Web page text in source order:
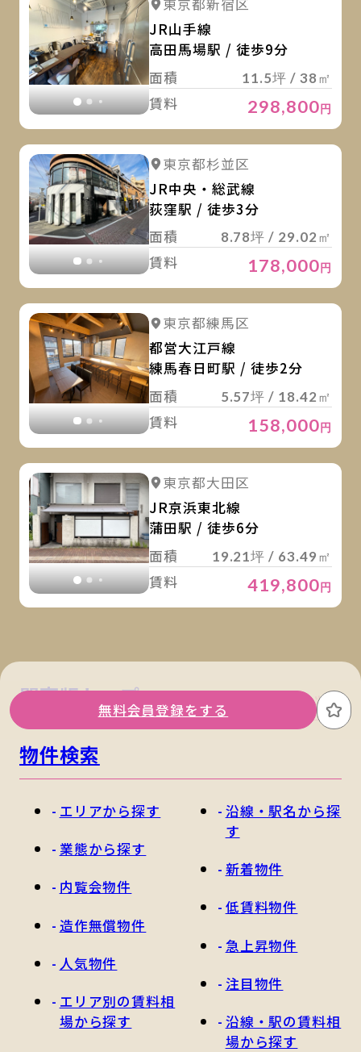
詳細を見る
東京都新宿区
JR山手線
高田馬場駅 / 徒歩9分
面積
11.5坪 / 38㎡
賃料 298,800円
詳細を見る
東京都杉並区
JR中央・総武線
荻窪駅 / 徒歩3分
面積
8.78坪 / 29.02㎡
賃料 178,000円
詳細を見る
東京都練馬区
都営大江戸線
練馬春日町駅 / 徒歩2分
面積
5.57坪 / 18.42㎡
賃料 158,000円
詳細を見る
東京都大田区
JR京浜東北線
蒲田駅 / 徒歩6分
面積
19.21坪 / 63.49㎡
賃料 419,800円
無料会員登録をする お
関東版トップ 関西版トップ
物件検索
エリアから探す
業態から探す
内覧会物件
造作無償物件
人気物件
エリア別の賃料相
場から探す
沿線・駅名から探
す
新着物件
低賃料物件
急上昇物件
注目物件
沿線・駅の賃料相
場から探す